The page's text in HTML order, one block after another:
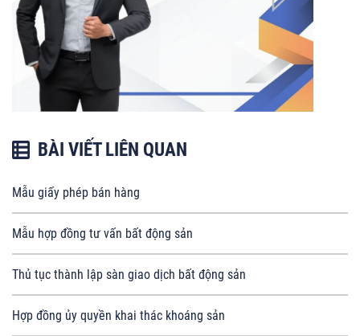
BÀI VIẾT LIÊN QUAN
Mẫu giấy phép bán hàng
Mẫu hợp đồng tư vấn bất động sản
Thủ tục thành lập sàn giao dịch bất động sản
Hợp đồng ủy quyền khai thác khoáng sản